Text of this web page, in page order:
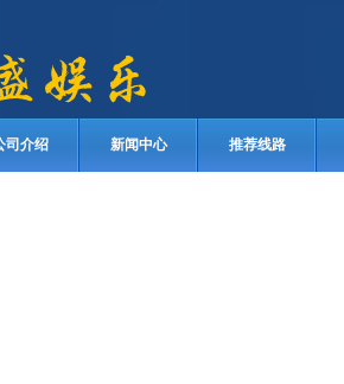
司介绍 新闻中心 推荐线路